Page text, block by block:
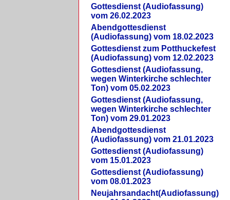
Gottesdienst (Audiofassung)
vom 26.02.2023
Abendgottesdienst
(Audiofassung) vom 18.02.2023
Gottesdienst zum Potthuckefest
(Audiofassung) vom 12.02.2023
Gottesdienst (Audiofassung,
wegen Winterkirche schlechter
Ton) vom 05.02.2023
Gottesdienst (Audiofassung,
wegen Winterkirche schlechter
Ton) vom 29.01.2023
Abendgottesdienst
(Audiofassung) vom 21.01.2023
Gottesdienst (Audiofassung)
vom 15.01.2023
Gottesdienst (Audiofassung)
vom 08.01.2023
Neujahrsandacht(Audiofassung)